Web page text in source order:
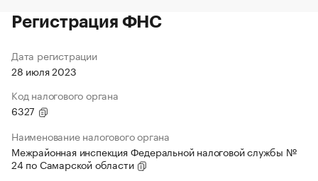
Регистрация ФНС
Дата регистрации
28 июля 2023
Код налогового органа
6327
Наименование налогового органа
Межрайонная инспекция Федеральной налоговой службы №
24 по Самарской области